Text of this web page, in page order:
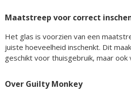
Maatstreep voor correct
Het glas is voorzien van een
juiste hoeveelheid inschenkt. Dit
geschikt voor thuisgebruik, maar
Over Guilty Monkey